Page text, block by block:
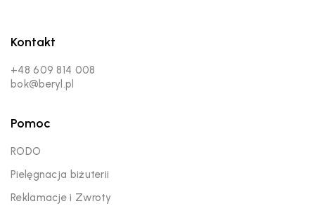
Kontakt
+48 609 814 008
bok@beryl.pl
Pomoc
RODO
Pielęgnacja biżuterii
Reklamacje i Zwroty